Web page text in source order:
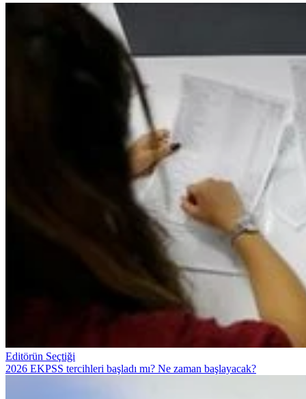
Editörün Seçtiği
2026 EKPSS tercihleri başladı mı? Ne zaman başlayacak?